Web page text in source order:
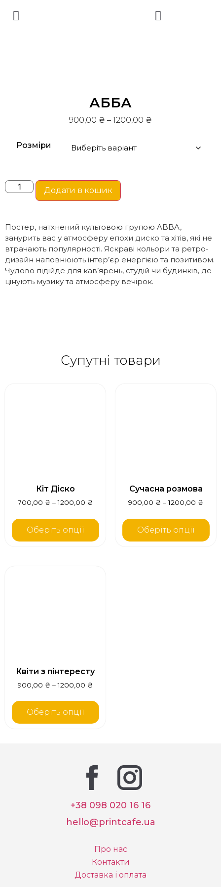
АББА
900,00 ₴ – 1200,00 ₴
Розміри
Додати в кошик
Постер, натхнений культовою групою ABBA,
занурить вас у атмосферу епохи диско та хітів, які не
втрачають популярності. Яскраві кольори та ретро-
дизайн наповнюють інтер’єр енергією та позитивом.
Чудово підійде для кав’ярень, студій чи будинків, де
цінують музику та атмосферу вечірок.
Супутні товари
Кіт Діско
700,00 ₴ –1200,00 ₴
Оберіть опції
Сучасна розмова
900,00 ₴ –1200,00 ₴
Оберіть опції
Квіти з пінтересту
900,00 ₴ –1200,00 ₴
Оберіть опції
+38 098 020 16 16
hello@printcafe.ua
Про нас
Контакти
Доставка і оплата